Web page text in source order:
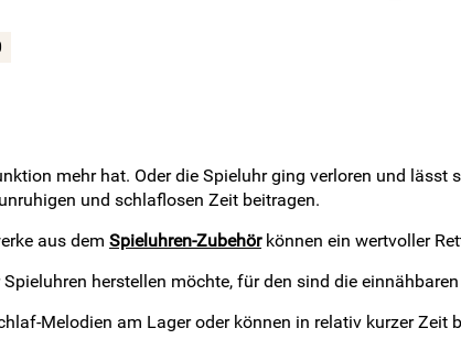
mehr hat. Oder die Spieluhr ging verloren und
und schlaflosen Zeit beitragen.
aus dem Spieluhren-Zubehörkönnen ein wertvoller
herstellen möchte, für den sind die
Melodien am Lager oder können in relativ kurzer